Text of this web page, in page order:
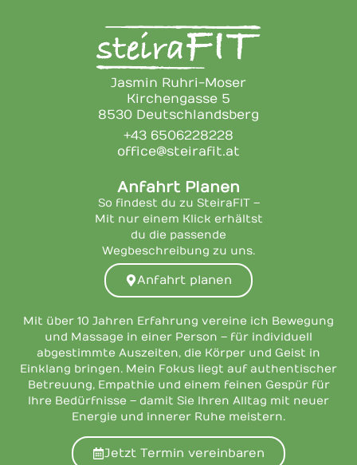
Jasmin Ruhri-Moser
Kirchengasse 5
8530 Deutschlandsberg
+43 6506228228
office@steirafit.at
Anfahrt Planen
So findest du zu SteiraFIT –
Mit nur einem Klick erhältst
du die passende
Wegbeschreibung zu uns.
Anfahrt planen
Mit über 10 Jahren Erfahrung vereine ich Bewegung
und Massage in einer Person – für individuell
abgestimmte Auszeiten, die Körper und Geist in
Einklang bringen. Mein Fokus liegt auf authentischer
Betreuung, Empathie und einem feinen Gespür für
Ihre Bedürfnisse – damit Sie Ihren Alltag mit neuer
Energie und innerer Ruhe meistern.
Jetzt Termin vereinbaren